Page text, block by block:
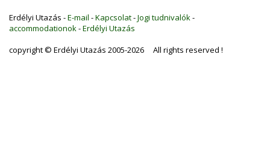
Erdélyi Utazás -E-mail -Kapcsolat-Jogi tudnivalók -
accommodationok -Erdélyi Utazás
copyright © Erdélyi Utazás 2005-2026 All rights reserved !